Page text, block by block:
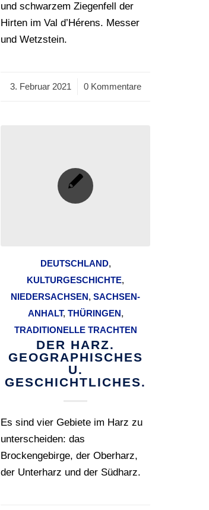
und schwarzem Ziegenfell der
Hirten im Val d’Hérens. Messer
und Wetzstein.
3. Februar 2021
/ 0 Kommentare
DEUTSCHLAND,
KULTURGESCHICHTE,
NIEDERSACHSEN,SACHSEN-
ANHALT, THÜRINGEN,
TRADITIONELLE TRACHTEN
DER HARZ.
GEOGRAPHISCHES
U.
GESCHICHTLICHES.
Es sind vier Gebiete im Harz zu
unterscheiden: das
Brockengebirge, der Oberharz,
der Unterharz und der Südharz.